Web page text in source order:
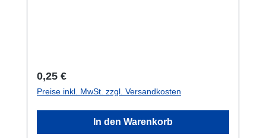
Regulärer Preis:
0,25 €
Preise inkl. MwSt. zzgl. Versandkosten
In den Warenkorb